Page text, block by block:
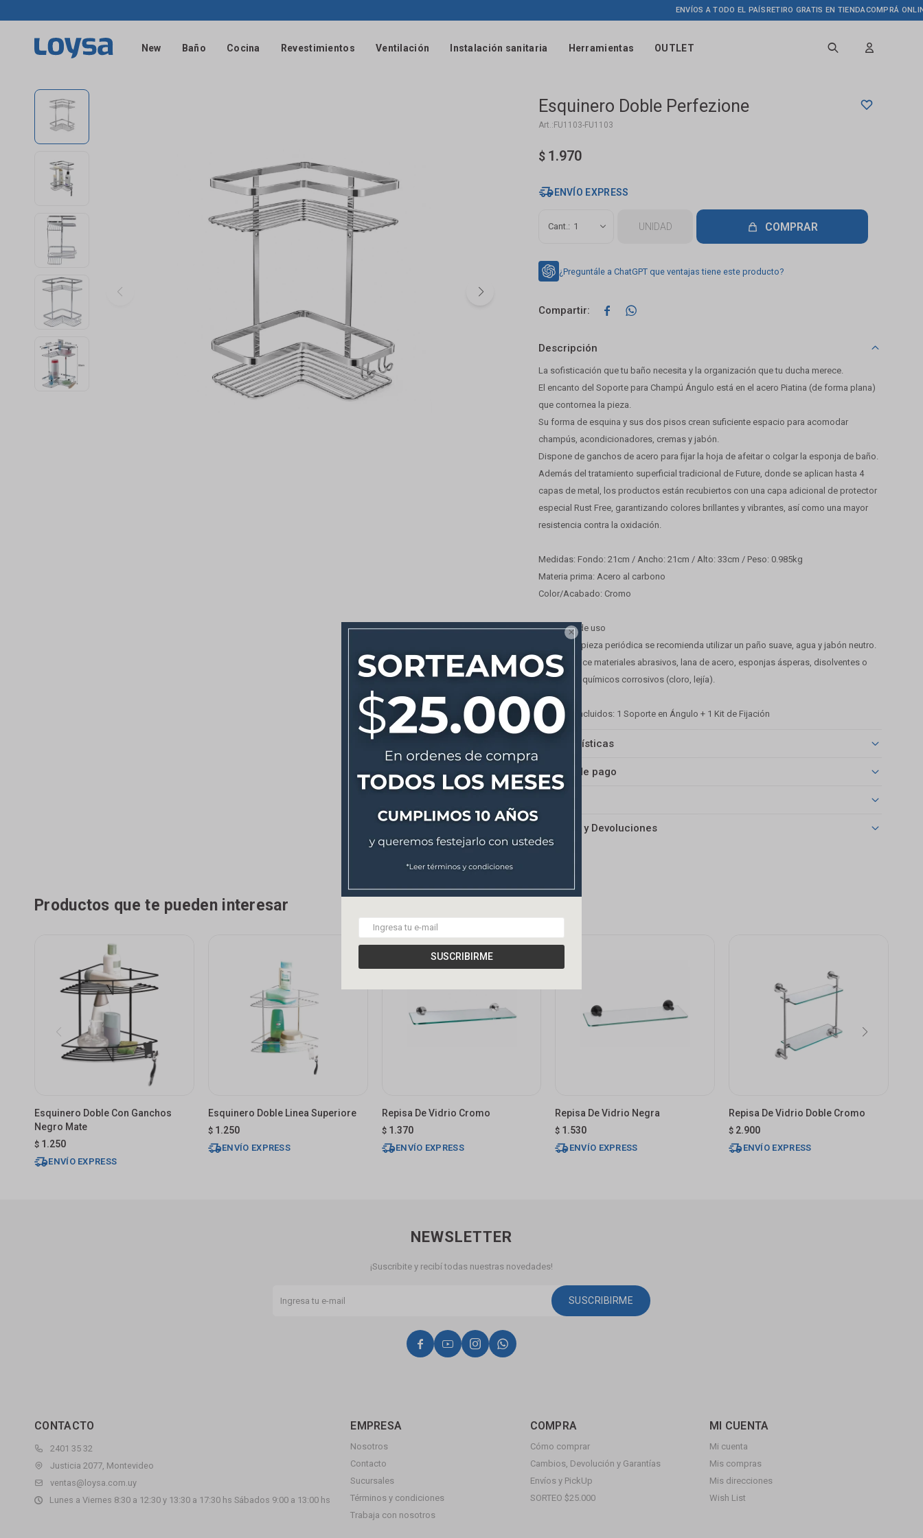

SUSCRIBIRME
New Baño Cocina Revestimientos Ventilación Instalación sanitaria Herramientas OUTLET
ENVÍOS A TODO EL PAÍSRETIRO GRATIS EN TIENDACOMPRÁ ONLINE
Esquinero Doble Perfezione
FU1103-FU1103
$ 1.970
ENVÍO EXPRESS
1 UNIDAD COMPRAR
¿Preguntále a ChatGPT que ventajas tiene este producto?
 
Descripción
La sofisticación que tu baño necesita y la organización que tu ducha merece.
El encanto del Soporte para Champú Ángulo está en el acero Piatina (de forma plana)
que contornea la pieza.
Su forma de esquina y sus dos pisos crean suficiente espacio para acomodar
champús, acondicionadores, cremas y jabón.
Dispone de ganchos de acero para fijar la hoja de afeitar o colgar la esponja de baño.
Además del tratamiento superficial tradicional de Future, donde se aplican hasta 4
capas de metal, los productos están recubiertos con una capa adicional de protector
especial Rust Free, garantizando colores brillantes y vibrantes, así como una mayor
resistencia contra la oxidación.
Medidas: Fondo: 21cm / Ancho: 21cm / Alto: 33cm / Peso: 0.985kg
Materia prima: Acero al carbono
Color/Acabado: Cromo
Consejos de uso
-Para la limpieza periódica se recomienda utilizar un paño suave, agua y jabón neutro.
-Nunca utilice materiales abrasivos, lana de acero, esponjas ásperas, disolventes o
productos químicos corrosivos (cloro, lejía).
Artículos incluidos: 1 Soporte en Ángulo + 1 Kit de Fijación
Características
Medios de pago
Cambios y Devoluciones
Productos que te pueden interesar
Esquinero Doble Con Ganchos
Negro Mate
$ 1.250
ENVÍO EXPRESS
Esquinero Doble Linea Superiore
$ 1.250
ENVÍO EXPRESS
Repisa De Vidrio Cromo
$ 1.370
ENVÍO EXPRESS
Repisa De Vidrio Negra
$ 1.530
ENVÍO EXPRESS
Repisa De Vidrio Doble Cromo
$ 2.900
ENVÍO EXPRESS
CONTACTO
2401 35 32
Justicia 2077, Montevideo
ventas@loysa.com.uy
Lunes a Viernes 8:30 a 12:30 y 13:30 a 17:30 hs Sábados 9:00 a 13:00 hs
EMPRESA
Nosotros
Contacto
Sucursales
Términos y condiciones
Trabaja con nosotros
COMPRA
Cómo comprar
Cambios, Devolución y Garantías
Envíos y PickUp
SORTEO $25.000
MI CUENTA
Mi cuenta
Mis compras
Mis direcciones
Wish List
NEWSLETTER
¡Suscribite y recibí todas nuestras novedades!
SUSCRIBIRME
   